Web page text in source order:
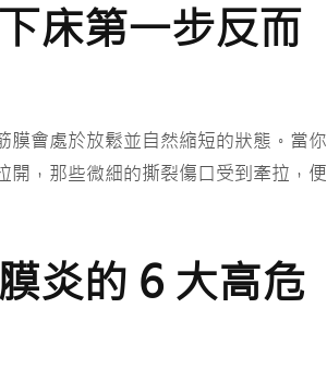
床第一步反而
膜會處於放鬆並自然縮短的狀態。當你
開，那些微細的撕裂傷口受到牽拉，便
炎的 6 大高危